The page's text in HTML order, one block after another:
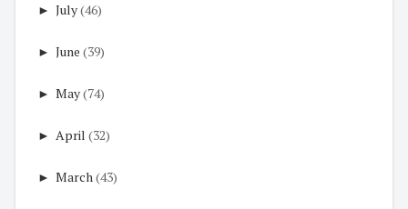
► July(46)
► June (39)
► May(74)
► April (32)
► March(43)